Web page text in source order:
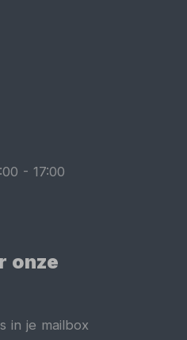
-17:00
onze
in je mailbox